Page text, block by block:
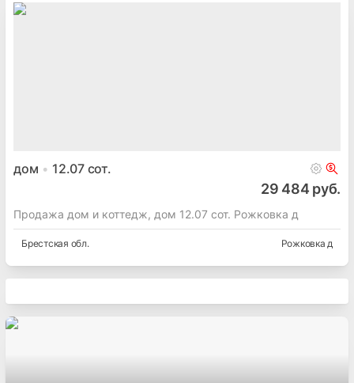
дом 12.07сот.
29 484 руб.
Продажа дом и коттедж, дом 12.07 сот. Рожковка д
Брестская обл. Рожковка д